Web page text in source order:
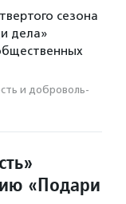
сезона
дела»
и доброволь­
«Подари